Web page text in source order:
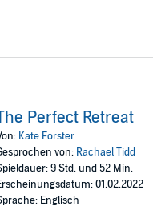
Perfect Retreat
Kate Forster
von: Rachael Tidd
9 Std. und 52 Min.
01.02.2022
Englisch